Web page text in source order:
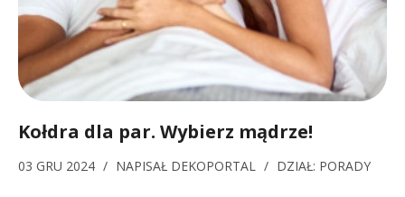
Kołdra dla par. Wybierz mądrze!
03 GRU 2024 / NAPISAŁ DEKOPORTAL / DZIAŁ: PORADY